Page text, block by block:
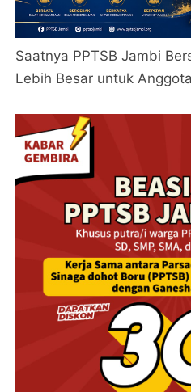
Saatnya PPTSB Jambi
Lebih Besar untuk Anggota